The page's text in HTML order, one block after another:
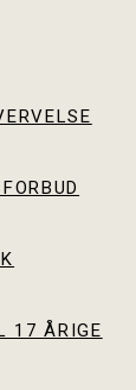
17 ÅRIGE